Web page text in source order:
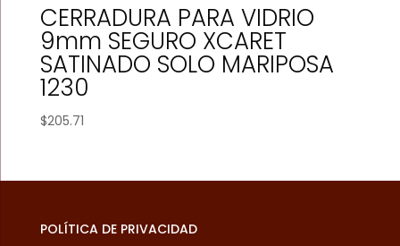
CERRADURA PARA VIDRIO
9mm SEGURO XCARET
SATINADO SOLO MARIPOSA
1230
$205.71
POLÍTICA DE PRIVACIDAD